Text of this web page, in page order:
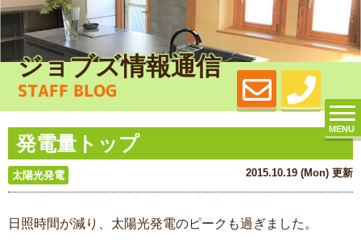
MENU
ジョブズ情報通信
STAFF BLOG
発電量トップ
太陽光発電 2015.10.19 (Mon) 更新
日照時間が減り、太陽光発電のピークも過ぎました。